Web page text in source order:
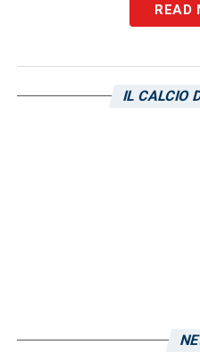
Palestra,
Il messaggio
questioni contrattuali,
READ
IL CALCIO